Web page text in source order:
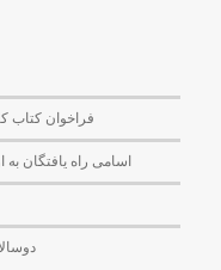
فراخوان کتاب
اسامی راه یافتگان
دوسالانه